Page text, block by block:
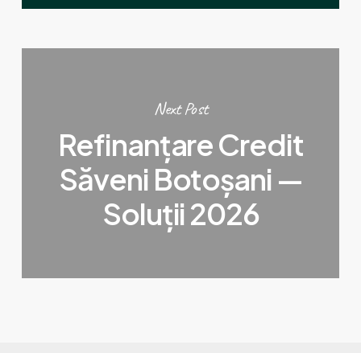
Next Post
Refinanțare Credit
Săveni Botoșani —
Soluții 2026